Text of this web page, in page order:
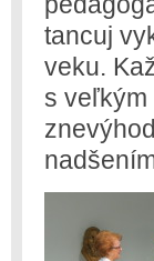
tancuj
veku.
s veľkým